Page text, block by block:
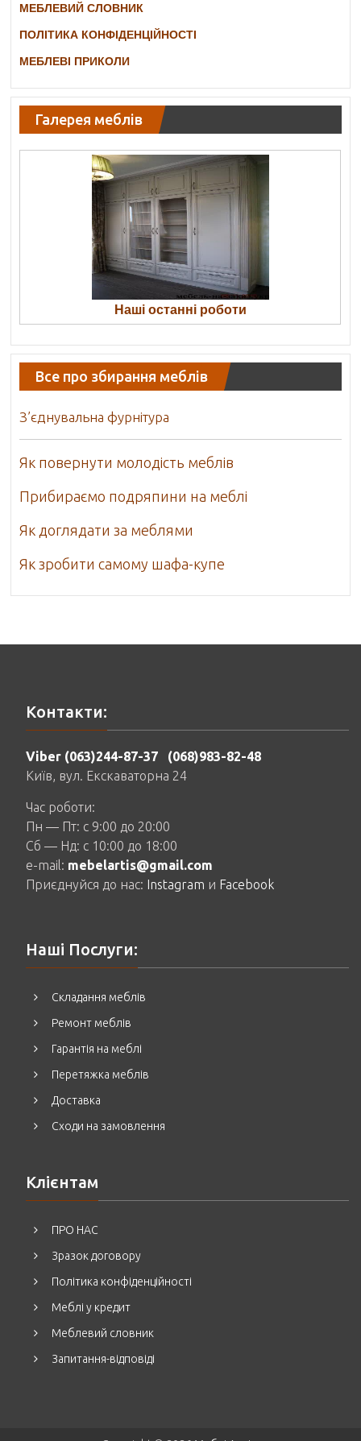
МЕБЛЕВИЙ СЛОВНИК
ПОЛІТИКА КОНФІДЕНЦІЙНОСТІ
МЕБЛЕВІ ПРИКОЛИ
Галерея меблів
Наші останні роботи
Все про збирання меблів
З’єднувальна фурнітура
Як повернути молодість меблів
Прибираємо подряпини на меблі
Як доглядати за меблями
Як зробити самому шафа-купе
Контакти:
Viber (063)244-87-37
(068)983-82-48
Київ, вул. Екскаваторна 24
Час роботи:
Пн — Пт: c 9:00 до 20:00
Сб — Нд: c 10:00 до 18:00
e-mail: mebelartis@gmail.com
Приєднуйся до нас: Instagram и Facebook
Наші Послуги:
Складання меблів
Ремонт меблів
Гарантія на меблі
Перетяжка меблів
Доставка
Сходи на замовлення
Клієнтам
ПРО НАС
Зразок договору
Політика конфіденційності
Меблі у кредит
Меблевий словник
Запитання-відповіді